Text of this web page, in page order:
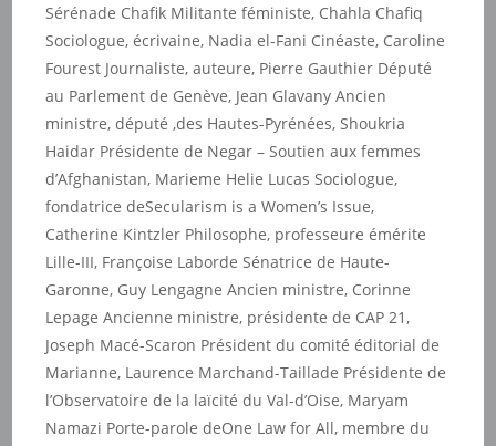
Sérénade Chafik Militante féministe, Chahla Chafiq
Sociologue, écrivaine, Nadia el-Fani Cinéaste, Caroline
Fourest Journaliste, auteure, Pierre Gauthier Député
au Parlement de Genève, Jean Glavany Ancien
ministre, député ,des Hautes-Pyrénées, Shoukria
Haidar Présidente de Negar – Soutien aux femmes
d’Afghanistan, Marieme Helie Lucas Sociologue,
fondatrice deSecularism is a Women’s Issue,
Catherine Kintzler Philosophe, professeure émérite
Lille-III, Françoise Laborde Sénatrice de Haute-
Garonne, Guy Lengagne Ancien ministre, Corinne
Lepage Ancienne ministre, présidente de CAP 21,
Joseph Macé-Scaron Président du comité éditorial de
Marianne, Laurence Marchand-Taillade Présidente de
l’Observatoire de la laïcité du Val-d’Oise, Maryam
Namazi Porte-parole deOne Law for All, membre du